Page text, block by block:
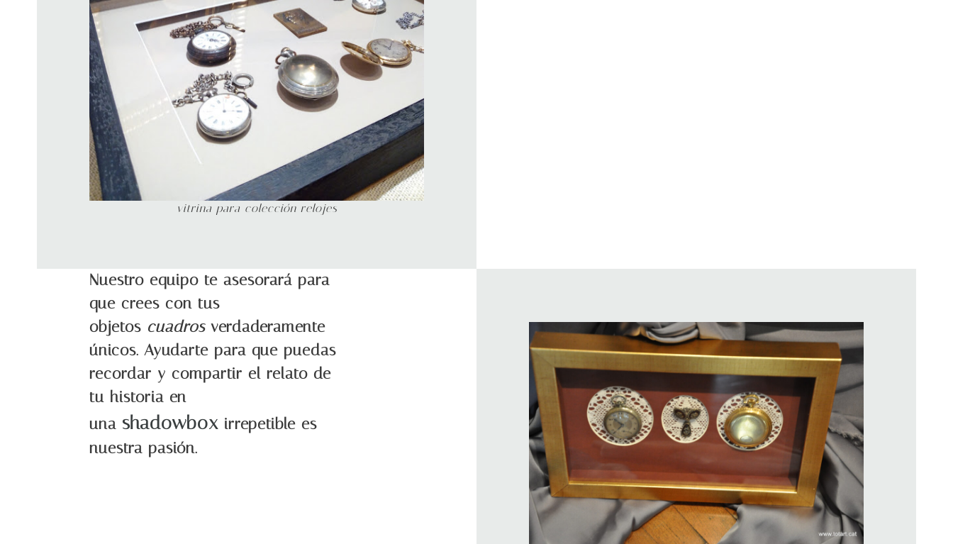
vitrina para colección relojes
Nuestro equipo te asesorará para
que crees con tus
objetos cuadrosverdaderamente
únicos. Ayudarte para que puedas
recordar y compartir el relato de
tu historia en
una shadowbox irrepetible es
nuestra pasión.